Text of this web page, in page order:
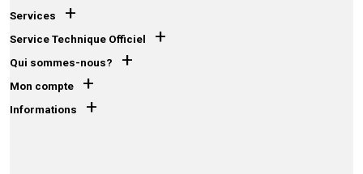
Services +
Service Technique Officiel +
Qui sommes-nous? +
Mon compte +
Informations +